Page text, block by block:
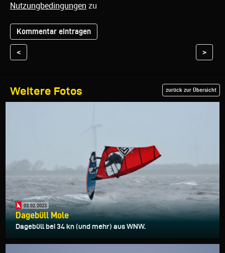
Nutzungbedingungen zu
< >
Weitere Fotos zurück zur Übersicht
03.02.2023
Dagebüll Mole
Dagebüll bei 34 kn (und mehr) aus WNW.